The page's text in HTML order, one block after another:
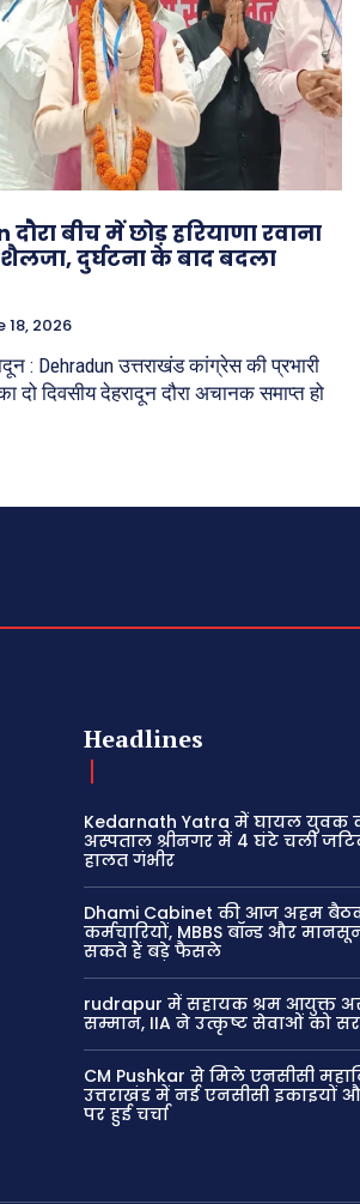
बीच में छोड़ हरियाणा रवाना
दुर्घटना के बाद बदला
18, 2026
: Dehradun उत्तराखंड कांग्रेस की प्रभारी
दो दिवसीय देहरादून दौरा अचानक समाप्त हो
Headlines
Kedarnath Yatra में घायल युवक
अस्पताल श्रीनगर में 4 घंटे चली
हालत गंभीर
Dhami Cabinet की आज अहम
कर्मचारियों, MBBS बॉन्ड और
सकते हैं बड़े फैसले
rudrapur में सहायक श्रम आयुक्त
सम्मान, IIA ने उत्कृष्ट सेवाओं को
CM Pushkar से मिले एनसीसी
उत्तराखंड में नई एनसीसी इकाइयों
पर हुई चर्चा